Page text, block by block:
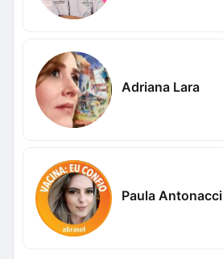
Adriana Lara
Paula Antonacci